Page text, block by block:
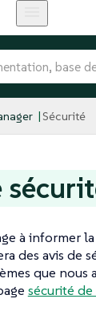
Sécurité
à informer
des avis de
que nous
sécurité de